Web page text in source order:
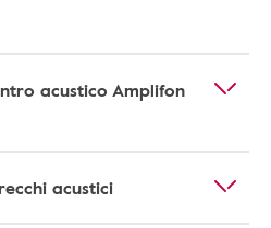
acustico Amplifon
acustici